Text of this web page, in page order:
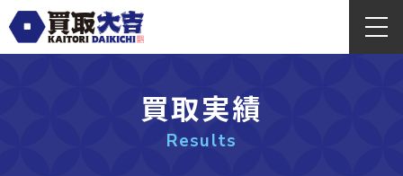
買取実績
Results